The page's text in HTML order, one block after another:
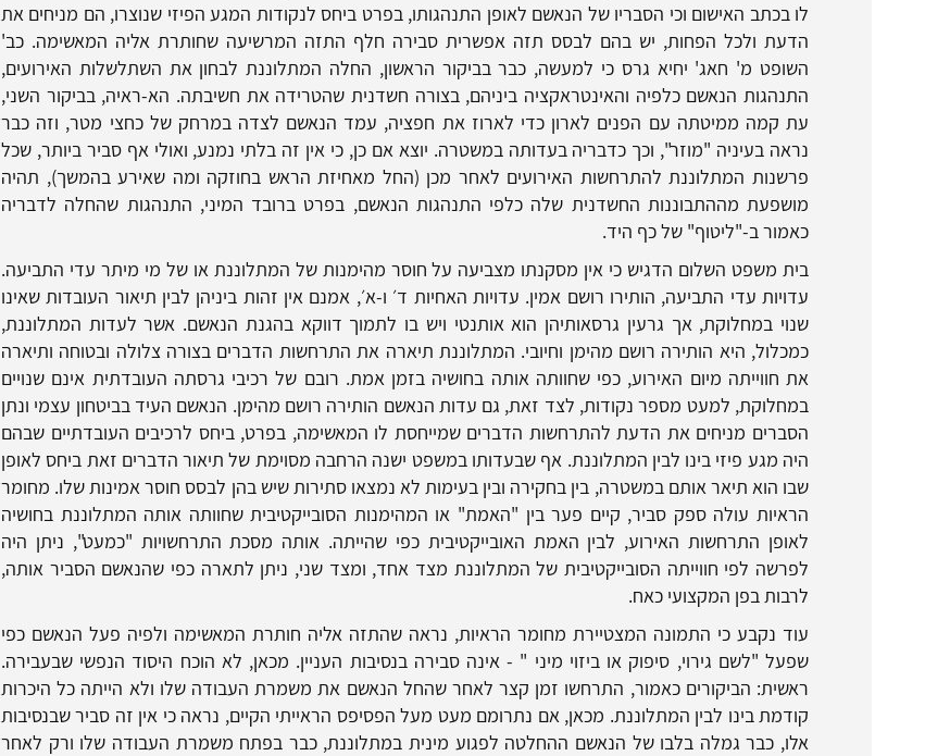
לו בכתב האישום וכי הסבריו של הנאשם לאופן התנהגותו, בפרט ביחס לנקודות המגע הפיזי שנוצרו, הם מניחים את
הדעת ולכל הפחות, יש בהם לבסס תזה אפשרית סבירה חלף התזה המרשיעה שחותרת אליה המאשימה. כב'
השופט מ' חאג' יחיא גרס כי למעשה, כבר בביקור הראשון, החלה המתלוננת לבחון את השתלשלות האירועים,
התנהגות הנאשם כלפיה והאינטראקציה ביניהם, בצורה חשדנית שהטרידה את חשיבתה. הא-ראיה, בביקור השני,
עת קמה ממיטתה עם הפנים לארון כדי לארוז את חפציה, עמד הנאשם לצדה במרחק של כחצי מטר, וזה כבר
נראה בעיניה "מוזר", וכך כדבריה בעדותה במשטרה. יוצא אם כן, כי אין זה בלתי נמנע, ואולי אף סביר ביותר, שכל
פרשנות המתלוננת להתרחשות האירועים לאחר מכן (החל מאחיזת הראש בחוזקה ומה שאירע בהמשך), תהיה
מושפעת מההתבוננות החשדנית שלה כלפי התנהגות הנאשם, בפרט ברובד המיני, התנהגות שהחלה לדבריה
כאמור ב-"ליטוף" של כף היד.
בית משפט השלום הדגיש כי אין מסקנתו מצביעה על חוסר מהימנות של המתלוננת או של מי מיתר עדי התביעה.
עדויות עדי התביעה, הותירו רושם אמין. עדויות האחיות ד׳ ו-א׳, אמנם אין זהות ביניהן לבין תיאור העובדות שאינו
שנוי במחלוקת, אך גרעין גרסאותיהן הוא אותנטי ויש בו לתמוך דווקא בהגנת הנאשם. אשר לעדות המתלוננת,
כמכלול, היא הותירה רושם מהימן וחיובי. המתלוננת תיארה את התרחשות הדברים בצורה צלולה ובטוחה ותיארה
את חווייתה מיום האירוע, כפי שחוותה אותה בחושיה בזמן אמת. רובם של רכיבי גרסתה העובדתית אינם שנויים
במחלוקת, למעט מספר נקודות, לצד זאת, גם עדות הנאשם הותירה רושם מהימן. הנאשם העיד בביטחון עצמי ונתן
הסברים מניחים את הדעת להתרחשות הדברים שמייחסת לו המאשימה, בפרט, ביחס לרכיבים העובדתיים שבהם
היה מגע פיזי בינו לבין המתלוננת. אף שבעדותו במשפט ישנה הרחבה מסוימת של תיאור הדברים זאת ביחס לאופן
שבו הוא תיאר אותם במשטרה, בין בחקירה ובין בעימות לא נמצאו סתירות שיש בהן לבסס חוסר אמינות שלו. מחומר
הראיות עולה ספק סביר, קיים פער בין "האמת" או המהימנות הסובייקטיבית שחוותה אותה המתלוננת בחושיה
לאופן התרחשות האירוע, לבין האמת האובייקטיבית כפי שהייתה. אותה מסכת התרחשויות "כמעט", ניתן היה
לפרשה לפי חווייתה הסובייקטיבית של המתלוננת מצד אחד, ומצד שני, ניתן לתארה כפי שהנאשם הסביר אותה,
לרבות בפן המקצועי כאח.
עוד נקבע כי התמונה המצטיירת מחומר הראיות, נראה שהתזה אליה חותרת המאשימה ולפיה פעל הנאשם כפי
שפעל "לשם גירוי, סיפוק או ביזוי מיני " - אינה סבירה בנסיבות העניין. מכאן, לא הוכח היסוד הנפשי שבעבירה.
ראשית: הביקורים כאמור, התרחשו זמן קצר לאחר שהחל הנאשם את משמרת העבודה שלו ולא הייתה כל היכרות
קודמת בינו לבין המתלוננת. מכאן, אם נתרומם מעט מעל הפסיפס הראייתי הקיים, נראה כי אין זה סביר שבנסיבות
אלו, כבר גמלה בלבו של הנאשם ההחלטה לפגוע מינית במתלוננת, כבר בפתח משמרת העבודה שלו ורק לאחר